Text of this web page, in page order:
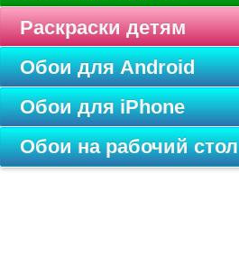
Раскраски детям
Обои для Android
Обои для iPhone
Обои на рабочий стол